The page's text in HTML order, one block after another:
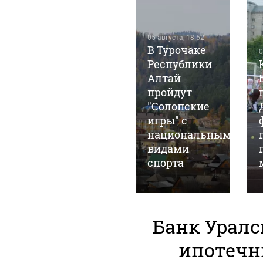
05 августа, 18:52
В Турочаке
Республики
Алтай
пройдут
"Солопские
игры" с
национальными
видами
спорта
Банк